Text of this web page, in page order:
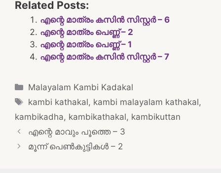
Related Posts:
എന്റെ മാത്രം കസിൻ സിസ്റ്റർ – 6
എന്റെ മാത്രം പെണ്ണ് – 2
എന്റെ മാത്രം പെണ്ണ് – 1
എന്റെ മാത്രം കസിൻ സിസ്റ്റർ – 7
Categories
Malayalam Kambi Kadakal
Tags
kambi kathakal, kambi malayalam kathakal,
kambikadha, kambikathakal, kambikuttan
Post
navigation
എന്റെ മാവും പൂത്തെ – 3
മൂന്ന്‌ പെൺകുട്ടികൾ – 2